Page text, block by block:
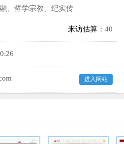
、哲学宗教、纪实传
来访估算： 40
进入网站